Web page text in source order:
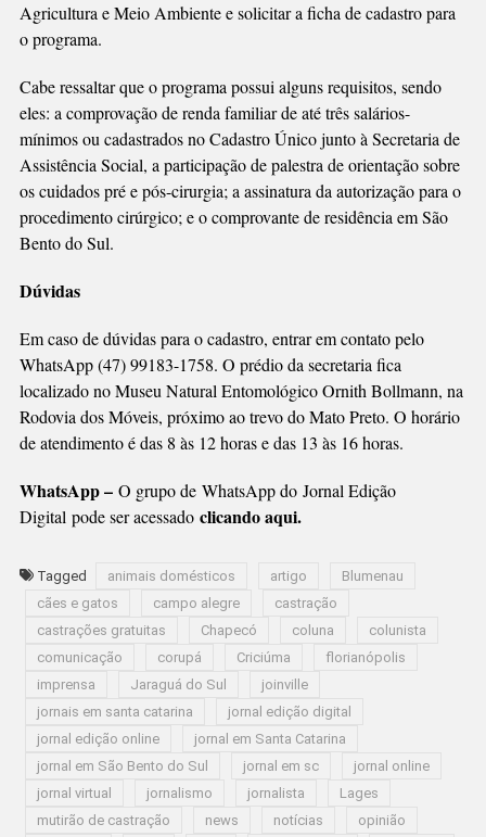
Agricultura e Meio Ambiente e solicitar a ficha de cadastro para
o programa.
Cabe ressaltar que o programa possui alguns requisitos, sendo
eles: a comprovação de renda familiar de até três salários-
mínimos ou cadastrados no Cadastro Único junto à Secretaria de
Assistência Social, a participação de palestra de orientação sobre
os cuidados pré e pós-cirurgia; a assinatura da autorização para o
procedimento cirúrgico; e o comprovante de residência em São
Bento do Sul.
Dúvidas
Em caso de dúvidas para o cadastro, entrar em contato pelo
WhatsApp (47) 99183-1758. O prédio da secretaria fica
localizado no Museu Natural Entomológico Ornith Bollmann, na
Rodovia dos Móveis, próximo ao trevo do Mato Preto. O horário
de atendimento é das 8 às 12 horas e das 13 às 16 horas.
WhatsApp – O grupo de WhatsApp do Jornal Edição
Digital pode ser acessado clicando aqui.
Tagged animais domésticos artigo
Blumenau
cães e gatos
campo alegre
castração
castrações gratuitas
Chapecó coluna
colunista
comunicação
corupá Criciúma
florianópolis
imprensa
Jaraguá do Sul
joinville
jornais em santa catarina
jornal edição digital
jornal edição online
jornal em Santa Catarina
jornal em São Bento do Sul
jornal em sc
jornal online
jornal virtual
jornalismo jornalista
Lages
mutirão de castração
news notícias opinião